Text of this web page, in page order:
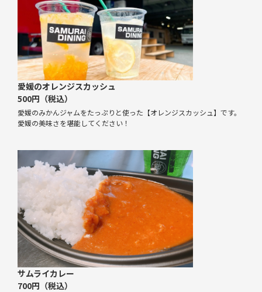
愛媛のオレンジスカッシュ
500円（税込）
愛媛のみかんジャムをたっぷりと使った【オレンジスカッシュ】です。
愛媛の美味さを堪能してください！
サムライカレー
700円（税込）